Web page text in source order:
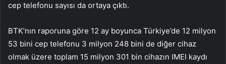
cep telefonu sayısı da ortaya çıktı.
BTK’nın raporuna göre 12 ay boyunca Türkiye’de 12 milyon
53 bini cep telefonu 3 milyon 248 bini de diğer cihaz
olmak üzere toplam 15 milyon 301 bin cihazın IMEI kaydı